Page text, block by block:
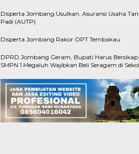
Disperta Jombang Usulkan, Asuransi Usaha Tani
Padi (AUTP)
Disperta Jombang Rakor OPT Tembakau
DPRD Jombang Geram, Bupati Harus Bersikap
SMPN 1 Megaluh Wajibkan Beli Seragam di